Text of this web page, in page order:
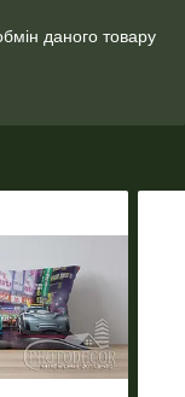
даного товару